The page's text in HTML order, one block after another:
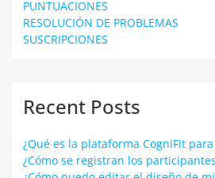
PUNTUACIONES
RESOLUCIÓN DE PROBLEMAS
SUSCRIPCIONES
Recent Posts
¿Qué es la plataforma CogniFit
¿Cómo se registran los